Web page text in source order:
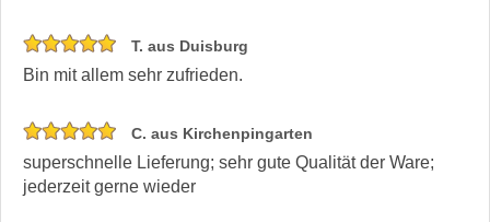
T. aus Duisburg
Bin mit allem sehr zufrieden.
C. aus Kirchenpingarten
superschnelle Lieferung; sehr gute Qualität der Ware;
jederzeit gerne wieder